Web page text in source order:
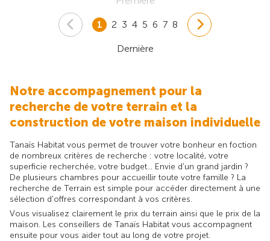
1 2 3 4 5 6 7 8
Dernière
Notre accompagnement pour la
recherche de votre terrain et la
construction de votre maison individuelle
Tanaïs Habitat vous permet de trouver votre bonheur en foction
de nombreux critères de recherche : votre localité, votre
superficie recherchée, votre budget... Envie d'un grand jardin ?
De plusieurs chambres pour accueillir toute votre famille ? La
recherche de Terrain est simple pour accéder directement à une
sélection d'offres correspondant à vos critères.
Vous visualisez clairement le prix du terrain ainsi que le prix de la
maison. Les conseillers de Tanaïs Habitat vous accompagnent
ensuite pour vous aider tout au long de votre projet.